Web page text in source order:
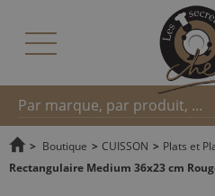
Recherche
> Boutique > CUISSON > Plats et
Rectangulaire Medium 36x23 cm